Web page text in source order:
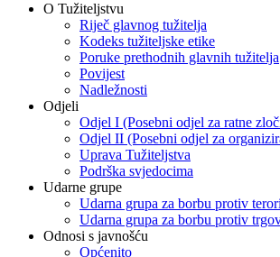
O Tužiteljstvu
Riječ glavnog tužitelja
Kodeks tužiteljske etike
Poruke prethodnih glavnih tužitelja
Povijest
Nadležnosti
Odjeli
Odjel I (Posebni odjel za ratne
Odjel II (Posebni odjel za
Uprava Tužiteljstva
Podrška svjedocima
Udarne grupe
Udarna grupa za borbu protiv
Udarna grupa za borbu protiv
Odnosi s javnošću
Općenito